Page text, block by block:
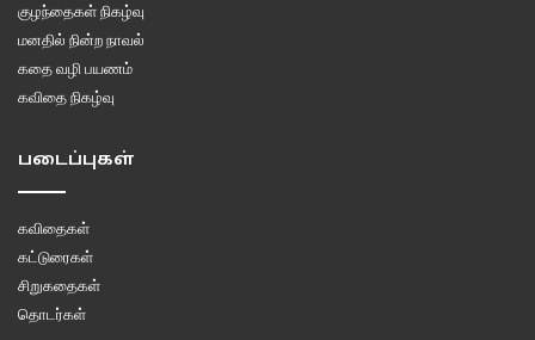
குழந்தைகள் நிகழ்வு
மனதில் நின்ற நாவல்
கதை வழி பயணம்
கவிதை நிகழ்வு
படைப்புகள்
கவிதைகள்
கட்டுரைகள்
சிறுகதைகள்
தொடர்கள்